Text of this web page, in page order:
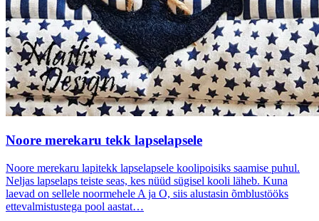
Noore merekaru tekk lapselapsele
Noore merekaru lapitekk lapselapsele koolipoisiks saamise puhul.
Neljas lapselaps teiste seas, kes nüüd sügisel kooli läheb. Kuna
laevad on sellele noormehele A ja O, siis alustasin õmblustööks
ettevalmistustega pool aastat…